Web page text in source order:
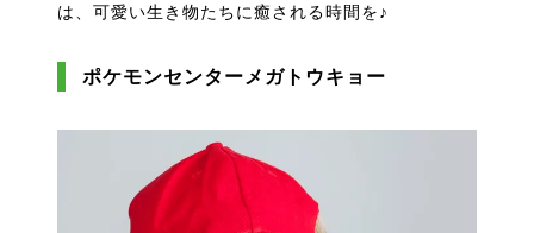
は、可愛い生き物たちに癒される時間を♪
ポケモンセンターメガトウキョー